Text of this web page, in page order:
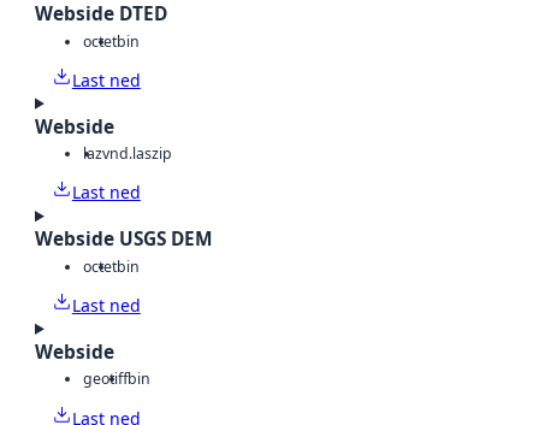
Webside DTED
octetbin
Last ned
Webside
lazvnd.laszip
Last ned
Webside USGS DEM
octetbin
Last ned
Webside
geotiffbin
Last ned